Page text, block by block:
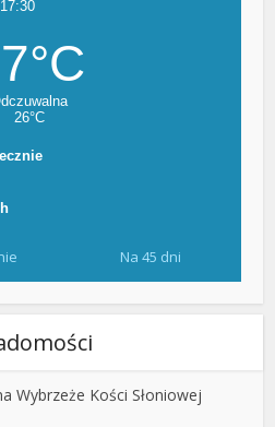
Na 45 dni
Wybrzeże Kości Słoniowej